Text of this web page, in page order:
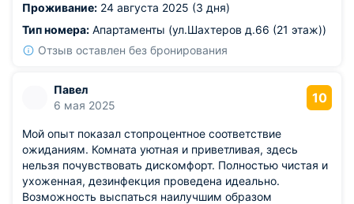
Проживание: 24 августа 2025 (3 дня)
Тип номера: Апартаменты (ул.Шахтеров д.66 (21 этаж))
Отзыв оставлен без бронирования
Павел
6 мая 2025
10
Мой опыт показал стопроцентное соответствие
ожиданиям. Комната уютная и приветливая, здесь
нельзя почувствовать дискомфорт. Полностью чистая и
ухоженная, дезинфекция проведена идеально.
Возможность выспаться наилучшим образом